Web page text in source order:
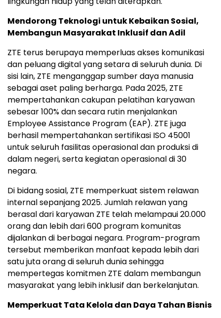
Mendorong Teknologi untuk Kebaikan Sosial,
Membangun Masyarakat Inklusif dan Adil
ZTE terus berupaya memperluas akses komunikasi
dan peluang digital yang setara di seluruh dunia. Di
sisi lain, ZTE menganggap sumber daya manusia
sebagai aset paling berharga. Pada 2025, ZTE
mempertahankan cakupan pelatihan karyawan
sebesar 100% dan secara rutin menjalankan
Employee Assistance Program (EAP). ZTE juga
berhasil mempertahankan sertifikasi ISO 45001
untuk seluruh fasilitas operasional dan produksi di
dalam negeri, serta kegiatan operasional di 30
negara.
Di bidang sosial, ZTE memperkuat sistem relawan
internal sepanjang 2025. Jumlah relawan yang
berasal dari karyawan ZTE telah melampaui 20.000
orang dan lebih dari 600 program komunitas
dijalankan di berbagai negara. Program-program
tersebut memberikan manfaat kepada lebih dari
satu juta orang di seluruh dunia sehingga
mempertegas komitmen ZTE dalam membangun
masyarakat yang lebih inklusif dan berkelanjutan.
Memperkuat Tata Kelola dan Daya Tahan Bisnis